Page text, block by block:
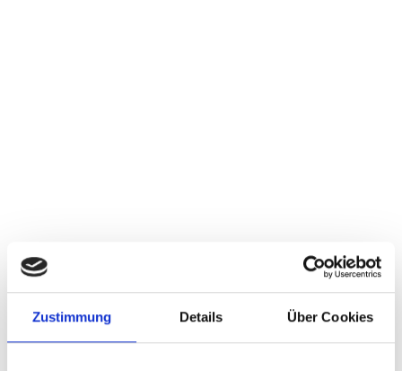
Zustimmung Details Über Cookies